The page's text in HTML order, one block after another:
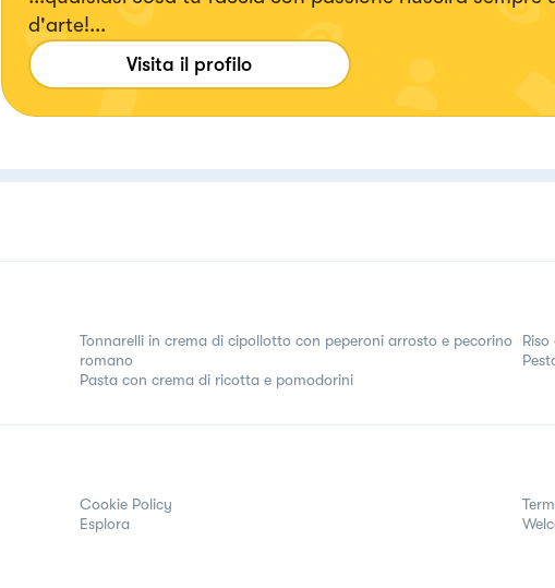
d'arte!...
Visita il profilo
Tonnarelli in crema di cipollotto con peperoni arrosto e pecorino
romano
Pasta con crema di ricotta e pomodorini
Cookie Policy
Esplora